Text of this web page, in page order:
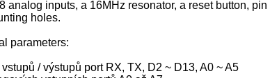
analog inputs, a 16MHz resonator, a reset button, pin
holes.
parameters:
/ výstupů port RX, TX, D2 ~ D13, A0 ~ A5